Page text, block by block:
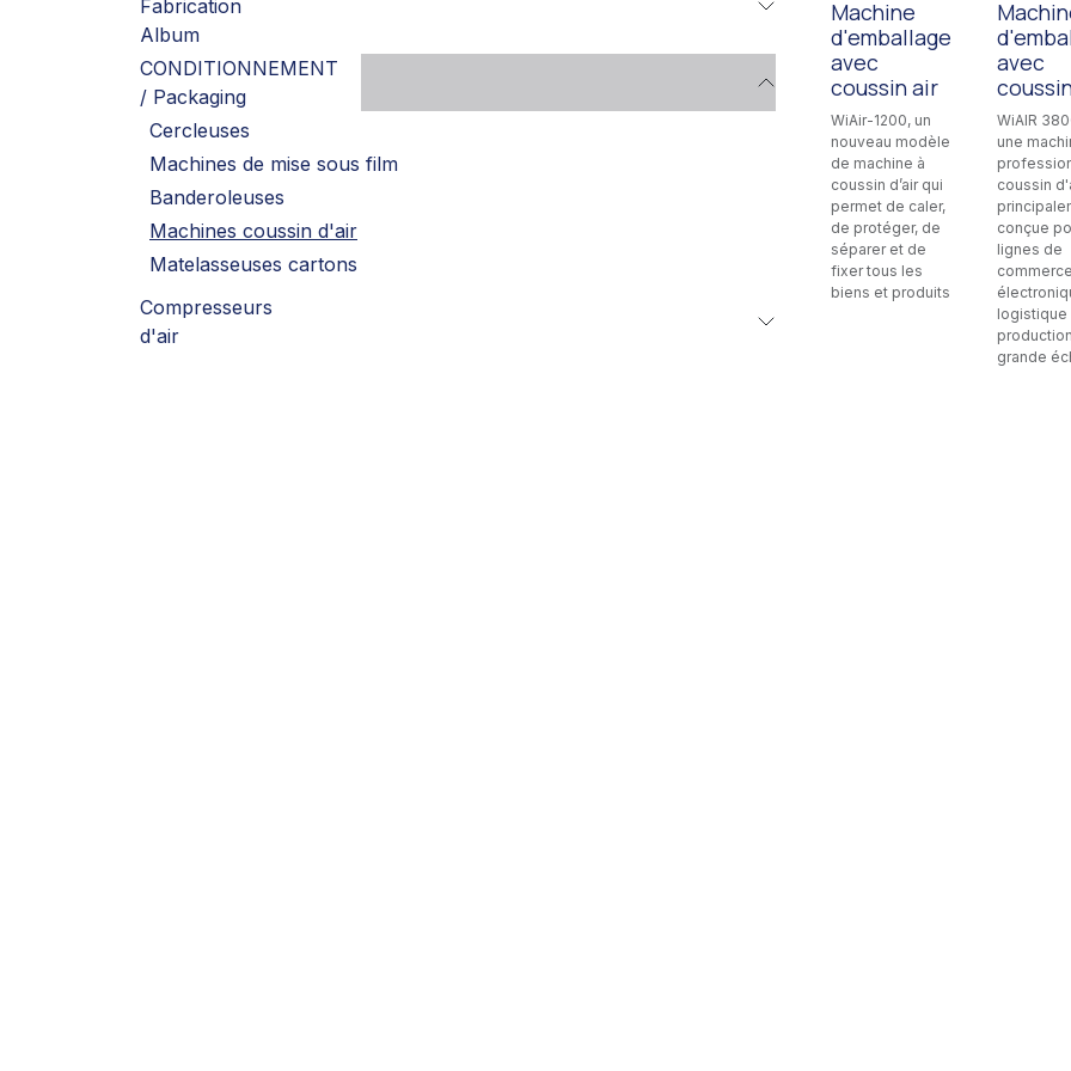
Fabrication
Album
CONDITIONNEMENT
/ Packaging
Cercleuses
Machines de mise sous film
Banderoleuses
Machines coussin d'air
Matelasseuses cartons
Compresseurs
d'air
Machine
d'emballage
avec
coussin air
WiAir-1200, un
nouveau modèle
de machine à
coussin d’air qui
permet de caler,
de protéger, de
séparer et de
fixer tous les
biens et produits
avec
WiAIR
une
coussin
conçue
lignes de
logistique
grande